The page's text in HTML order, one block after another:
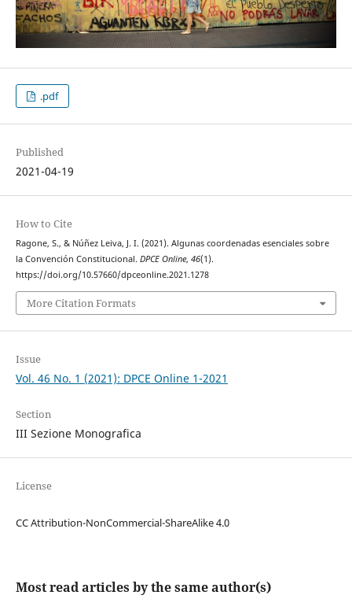
.pdf
Published
2021-04-19
How to Cite
Ragone, S., & Núñez Leiva, J. I. (2021). Algunas coordenadas esenciales sobre
la Convención Constitucional. DPCE Online, 46(1).
https://doi.org/10.57660/dpceonline.2021.1278
More Citation Formats
Issue
Vol. 46 No. 1 (2021): DPCE Online 1-2021
Section
III Sezione Monografica
License
CC Attribution-NonCommercial-ShareAlike 4.0
Most read articles by the same author(s)